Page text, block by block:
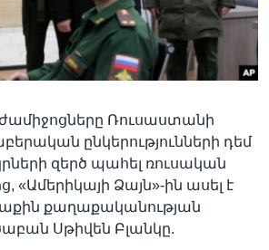
Ռուսաստանի
ընկերությունների դեմ
զերծ պահել ռուսական
«Ամերիկայի Ձայն»-ին ասել է
քաղաքականության
Սթիվեն Բլանկը.